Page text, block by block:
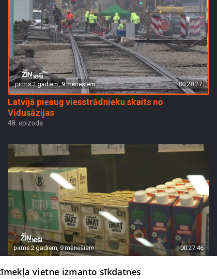
pirms 2 gadiem, 9 mēnešiem 00:28:27
Latvijā pieaug viesstrādnieku skaits no
Vidusāzijas
48. epizode
pirms 2 gadiem, 9 mēnešiem 00:27:46
47. epizodevietne izmanto sīkdatnes